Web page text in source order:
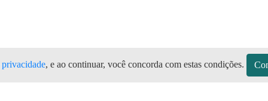
, e ao continuar, você concorda com estas condições.